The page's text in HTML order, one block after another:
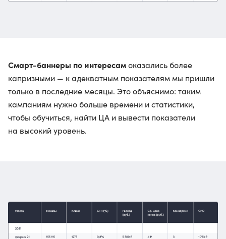
Смарт-баннеры по интересамоказались более
капризными — к адекватным показателям мы пришли
только в последние месяцы. Это объяснимо: таким
кампаниям нужно больше времени и статистики,
чтобы обучиться, найти ЦА и вывести показатели
на высокий уровень.